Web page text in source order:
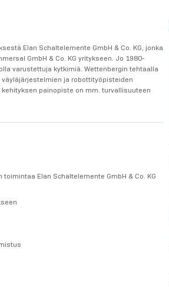
Elan Schaltelemente GmbH & Co. KG, jonka
GmbH & Co. KG yritykseen. Jo 1980-
varustettuja kytkimiä. Wettenbergin tehtaalla
ja robottityöpisteiden
painopiste on mm. turvallisuuteen
Elan Schaltelemente GmbH & Co. KG